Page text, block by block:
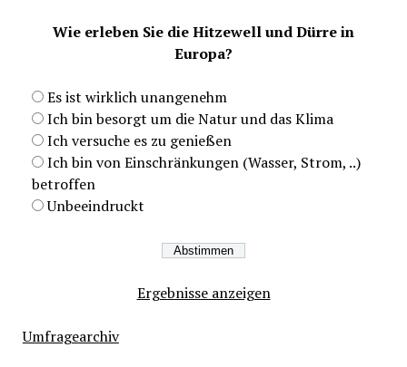
Wie erleben Sie die Hitzewell und Dürre in
Europa?
Es ist wirklich unangenehm
Ich bin besorgt um die Natur und das Klima
Ich versuche es zu genießen
Ich bin von Einschränkungen (Wasser, Strom, ..)
betroffen
Unbeeindruckt
Ergebnisse anzeigen
Umfragearchiv